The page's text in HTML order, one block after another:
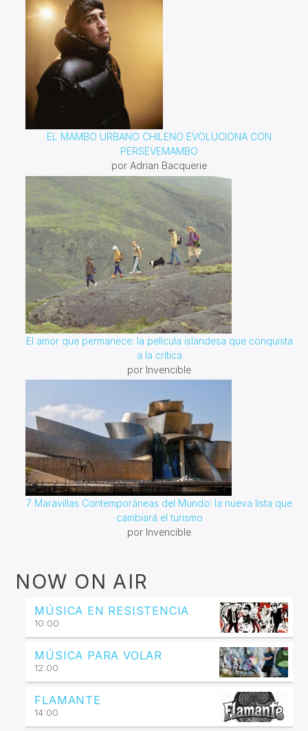
EL MAMBO URBANO CHILENO EVOLUCIONA CON
PERSEVEMAMBO
por Adrian Bacquerie
El amor que permanece: la película islandesa que conquista
a la crítica
por Invencible
7 Maravillas Contemporáneas del Mundo: la nueva lista que
cambiará el turismo
por Invencible
NOW ON AIR
MÚSICA EN RESISTENCIA
10:00
MÚSICA PARA VOLAR
12:00
FLAMANTE
14:00